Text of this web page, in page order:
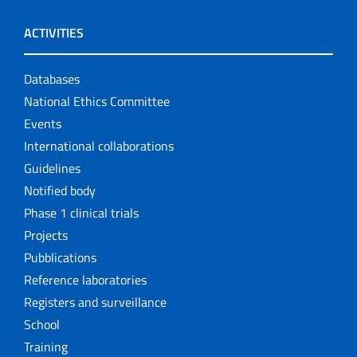
ACTIVITIES
Databases
National Ethics Committee
Events
International collaborations
Guidelines
Notified body
Phase 1 clinical trials
Projects
Pubblications
Reference laboratories
Registers and surveillance
School
Training